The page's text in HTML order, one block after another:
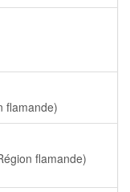
flamande)
flamande)